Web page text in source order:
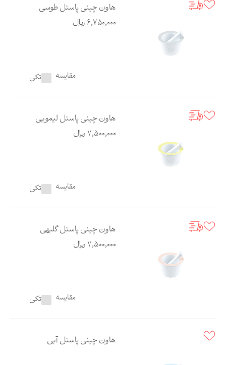
هاون چینی پاستل طوسی
6,750,000ریال
تکی مقایسه
هاون چینی پاستل لیمویی
7,500,000ریال
تکی مقایسه
هاون چینی پاستل گلبهی
7,500,000ریال
تکی مقایسه
هاون چینی پاستل آبی